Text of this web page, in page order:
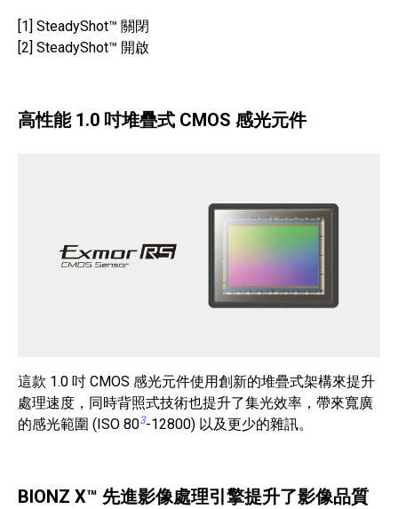
[1] SteadyShot™ 關閉
[2] SteadyShot™ 開啟
高性能 1.0 吋堆疊式 CMOS 感光元件
這款 1.0 吋 CMOS 感光元件使用創新的堆疊式架構來提升
處理速度，同時背照式技術也提升了集光效率，帶來寬廣
的感光範圍 (ISO 803-12800) 以及更少的雜訊。
BIONZ X™ 先進影像處理引擎提升了影像品質